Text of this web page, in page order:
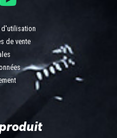
de vente